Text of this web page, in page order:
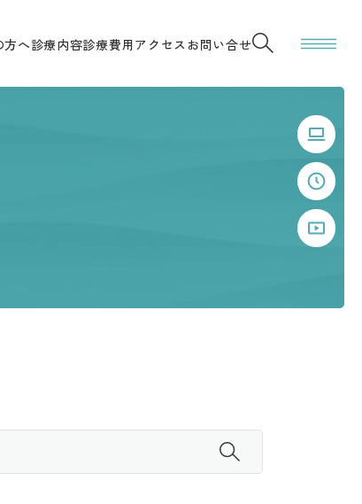
方へ診療内容診療費用アクセス お問い合せ